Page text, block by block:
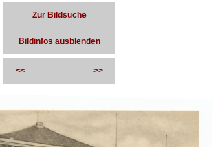
Zur Bildsuche
Bildinfos ausblenden
<< >>